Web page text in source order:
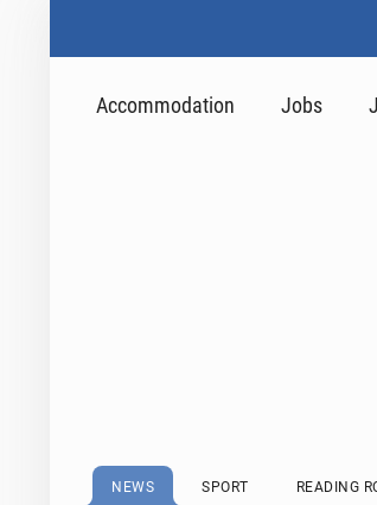
Accommodation Jobs
NEWS SPORT READING